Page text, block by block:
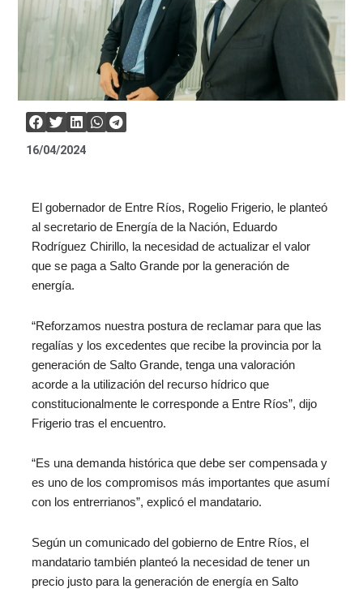
16/04/2024
El gobernador de Entre Ríos, Rogelio Frigerio, le planteó
al secretario de Energía de la Nación, Eduardo
Rodríguez Chirillo, la necesidad de actualizar el valor
que se paga a Salto Grande por la generación de
energía.
“Reforzamos nuestra postura de reclamar para que las
regalías y los excedentes que recibe la provincia por la
generación de Salto Grande, tenga una valoración
acorde a la utilización del recurso hídrico que
constitucionalmente le corresponde a Entre Ríos”, dijo
Frigerio tras el encuentro.
“Es una demanda histórica que debe ser compensada y
es uno de los compromisos más importantes que asumí
con los entrerrianos”, explicó el mandatario.
Según un comunicado del gobierno de Entre Ríos, el
mandatario también planteó la necesidad de tener un
precio justo para la generación de energía en Salto